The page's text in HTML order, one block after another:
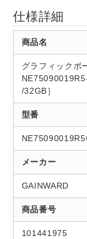
仕様詳細
商品名
グラフィック
/32GB］
型番
メーカー
GAINWARD
商品番号
101441975